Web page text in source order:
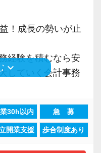
！成長の勢いが止
経験を積むなら安
していく会計事務
」「錦糸町」
拠点を展開してい
keyboard_arrow_down
30h以内 急 募
開業支援 歩合制度あり